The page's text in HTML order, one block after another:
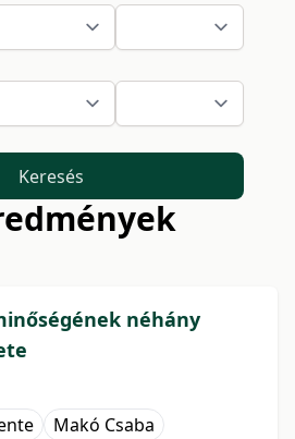
Keresés
néhány
Makó Csaba